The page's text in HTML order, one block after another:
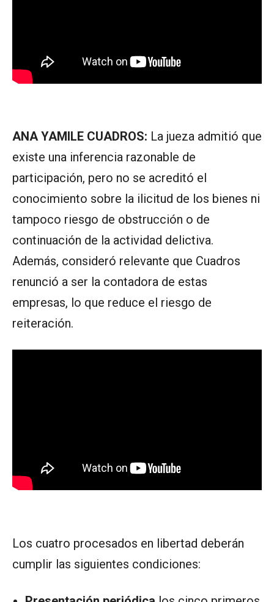
ANA YAMILE CUADROS: La jueza admitió que
existe una inferencia razonable de
participación, pero no se acreditó el
conocimiento sobre la ilicitud de los bienes ni
tampoco riesgo de obstrucción o de
continuación de la actividad delictiva.
Además, consideró relevante que Cuadros
renunció a ser la contadora de estas
empresas, lo que reduce el riesgo de
reiteración.
Los cuatro procesados en libertad deberán
cumplir las siguientes condiciones: